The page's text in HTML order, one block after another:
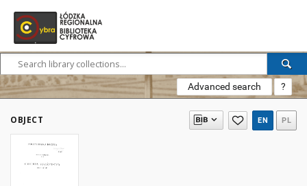
Advanced search ?
OBJECT EN PL